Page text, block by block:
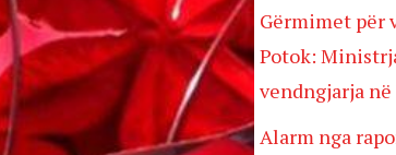
Gërmimet për
Potok:
vendngjarja
Alarm nga